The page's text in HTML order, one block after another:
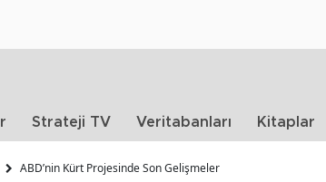
Strateji TV Veritabanları Kitaplar
ABD’nin Kürt Projesinde Son Gelişmeler